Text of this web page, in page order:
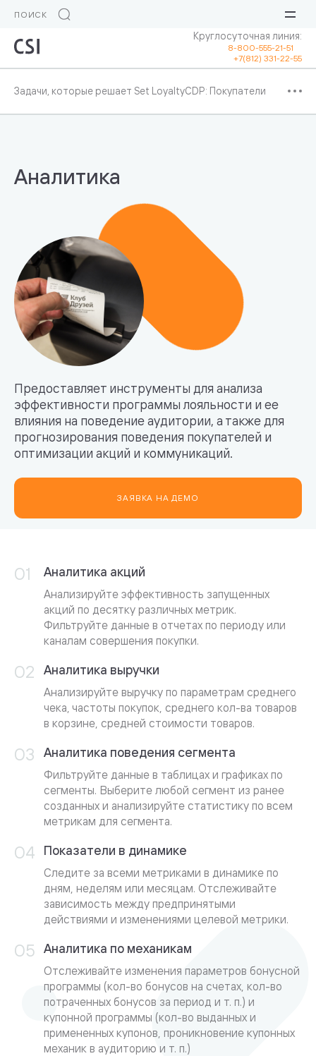
Круглосуточная линия:
8-800-555-21-51
+7(812) 331-22-55
Задачи, которые решает Set LoyaltyCDP: Покупатели
Аналитика
Предоставляет инструменты для анализа
эффективности программы лояльности и ее
влияния на поведение аудитории, а также для
прогнозирования поведения покупателей и
оптимизации акций и коммуникаций.
ЗАЯВКА НА ДЕМО
Аналитика акций
Анализируйте эффективность запущенных
акций по десятку различных метрик.
Фильтруйте данные в отчетах по периоду или
каналам совершения покупки.
Аналитика выручки
Анализируйте выручку по параметрам среднего
чека, частоты покупок, среднего кол-ва товаров
в корзине, средней стоимости товаров.
Аналитика поведения сегмента
Фильтруйте данные в таблицах и графиках по
сегменты. Выберите любой сегмент из ранее
созданных и анализируйте статистику по всем
метрикам для сегмента.
Показатели в динамике
Следите за всеми метриками в динамике по
дням, неделям или месяцам. Отслеживайте
зависимость между предпринятыми
действиями и изменениями целевой метрики.
Аналитика по механикам
Отслеживайте изменения параметров бонусной
программы (кол-во бонусов на счетах, кол-во
потраченных бонусов за период и т. п.) и
купонной программы (кол-во выданных и
примененных купонов, проникновение купонных
механик в аудиторию и т. п.)